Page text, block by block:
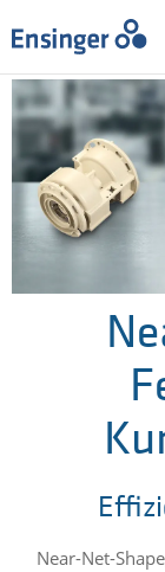
IHRE
Startseite
Wie
können
wir
Ihnen
helfen?
Near-Net-